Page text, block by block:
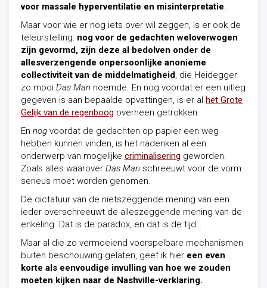
voor massale hyperventilatie en misinterpretatie.
Maar voor wie er nog iets over wil zeggen, is er ook de
teleurstelling: nog voor de gedachten weloverwogen
zijn gevormd, zijn deze al bedolven onder de
allesverzengende onpersoonlijke anonieme
collectiviteit van de middelmatigheid, die Heidegger
zo mooi Das Man noemde. En nog voordat er een uitleg
gegeven is aan bepaalde opvattingen, is er al het Grote
Gelijk van de regenboog overheen getrokken.
En nog voordat de gedachten op papier een weg
hebben kunnen vinden, is het nadenken al een
onderwerp van mogelijke criminalisering geworden.
Zoals alles waarover Das Man schreeuwt voor de vorm
serieus moet worden genomen.
De dictatuur van de nietszeggende mening van een
ieder overschreeuwt de alleszeggende mening van de
enkeling. Dat is de paradox, en dat is de tijd…
Maar al die zo vermoeiend voorspelbare mechanismen
buiten beschouwing gelaten, geef ik hier een even
korte als eenvoudige invulling van hoe we zouden
moeten kijken naar de Nashville-verklaring.